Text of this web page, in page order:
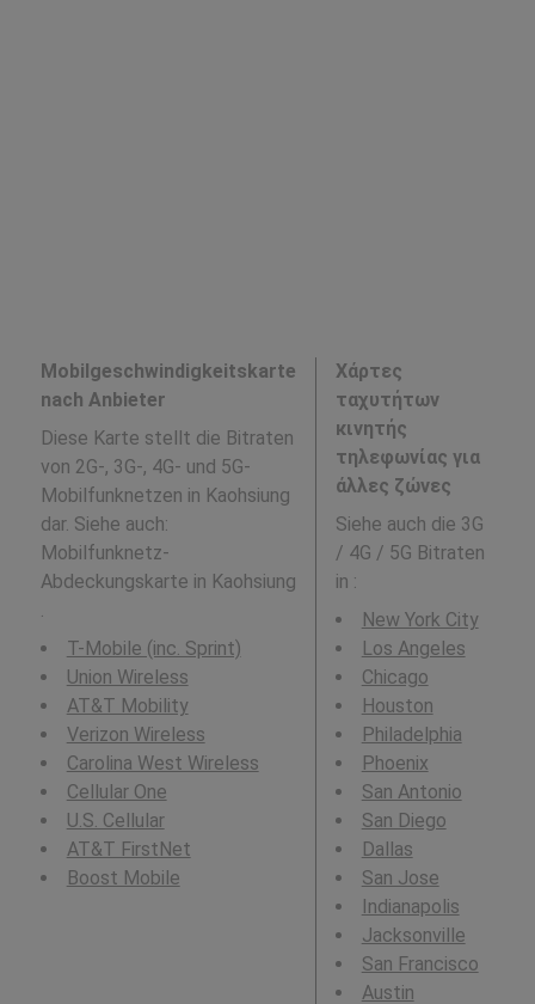
Mobilgeschwindigkeitskarte
nach Anbieter
Diese Karte stellt die Bitraten
von 2G-, 3G-, 4G- und 5G-
Mobilfunknetzen in Kaohsiung
dar. Siehe auch:
Mobilfunknetz-
Abdeckungskarte in Kaohsiung
.
T-Mobile (inc. Sprint)
Union Wireless
AT&T Mobility
Verizon Wireless
Carolina West Wireless
Cellular One
U.S. Cellular
AT&T FirstNet
Boost Mobile
Χάρτες
ταχυτήτων
κινητής
τηλεφωνίας για
άλλες ζώνες
Siehe auch die 3G
/ 4G / 5G Bitraten
in :
New York City
Los Angeles
Chicago
Houston
Philadelphia
Phoenix
San Antonio
San Diego
Dallas
San Jose
Indianapolis
Jacksonville
San Francisco
Austin